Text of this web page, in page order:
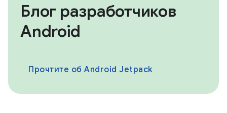
Блог разработчиков
Android
Прочтите об Android Jetpack